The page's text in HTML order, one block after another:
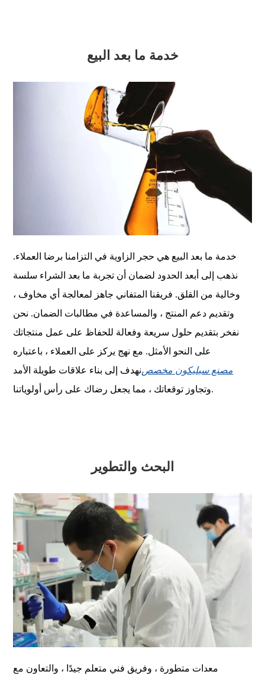
خدمة ما بعد البيع
خدمة ما بعد البيع هي حجر الزاوية في التزامنا برضا العملاء.
نذهب إلى أبعد الحدود لضمان أن تجربة ما بعد الشراء سلسة
وخالية من القلق. فريقنا المتفاني جاهز لمعالجة أي مخاوف ،
وتقديم دعم المنتج ، والمساعدة في مطالبات الضمان. نحن
نفخر بتقديم حلول سريعة وفعالة للحفاظ على عمل منتجاتك
على النحو الأمثل. مع نهج يركز على العملاء ، باعتباره
مصنع سيليكون مخصصنهدف إلى بناء علاقات طويلة الأمد
وتجاوز توقعاتك ، مما يجعل رضاك على رأس أولوياتنا.
البحث والتطوير
معدات متطورة ، وفريق فني متعلم جيدًا ، والتعاون مع